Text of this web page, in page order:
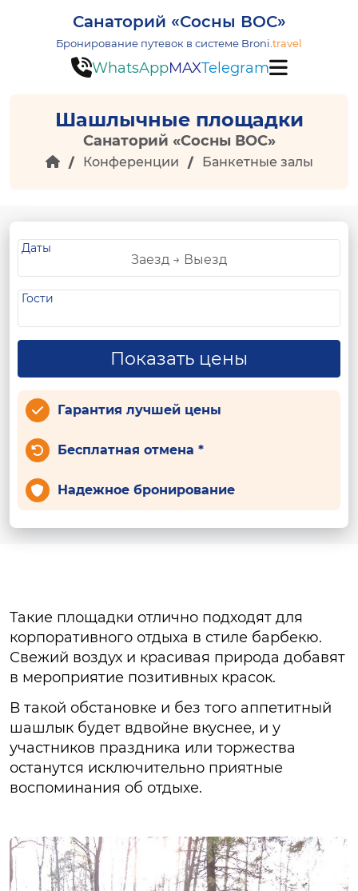
Санаторий «Сосны ВОС»
Бронирование путевок в системе Broni. travel
WhatsAppMAXTelegram
Шашлычные площадки
Санаторий «Сосны ВОС»
Конференции Банкетные залы
Даты
Гости
Показать цены
Гарантия лучшей цены
Бесплатная отмена *
Надежное бронирование
Такие площадки отлично подходят для
корпоративного отдыха в стиле барбекю.
Свежий воздух и красивая природа добавят
в мероприятие позитивных красок.
В такой обстановке и без того аппетитный
шашлык будет вдвойне вкуснее, и у
участников праздника или торжества
останутся исключительно приятные
воспоминания об отдыхе.